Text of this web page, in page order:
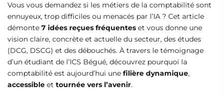
Vous vous demandez si les métiers de la comptabilité sont
ennuyeux, trop difficiles ou menacés par l’IA ? Cet article
démonte 7 idées reçues fréquentes et vous donne une
vision claire, concrète et actuelle du secteur, des études
(DCG, DSCG) et des débouchés. À travers le témoignage
d’un étudiant de l’ICS Bégué, découvrez pourquoi la
comptabilité est aujourd’hui une filière dynamique,
accessible et tournée vers l’avenir.